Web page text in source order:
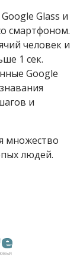
Glass и
смартфоном.
человек и
1 сек.
Google
и
множество
людей.